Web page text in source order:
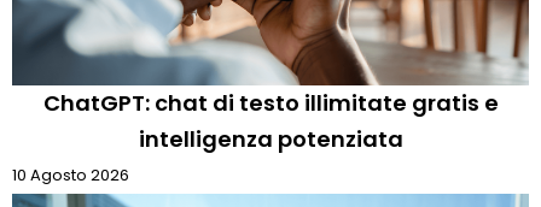
ChatGPT: chat di testo illimitate gratis e
intelligenza potenziata
10 Agosto 2026